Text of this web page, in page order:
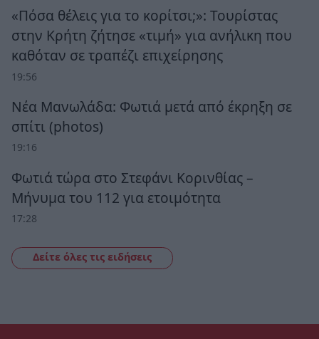
«Πόσα θέλεις για το κορίτσι;»: Τουρίστας
στην Κρήτη ζήτησε «τιμή» για ανήλικη που
καθόταν σε τραπέζι επιχείρησης
19:56
Νέα Μανωλάδα: Φωτιά μετά από έκρηξη σε
σπίτι (photos)
19:16
Φωτιά τώρα στο Στεφάνι Κορινθίας –
Μήνυμα του 112 για ετοιμότητα
17:28
Δείτε όλες τις ειδήσεις